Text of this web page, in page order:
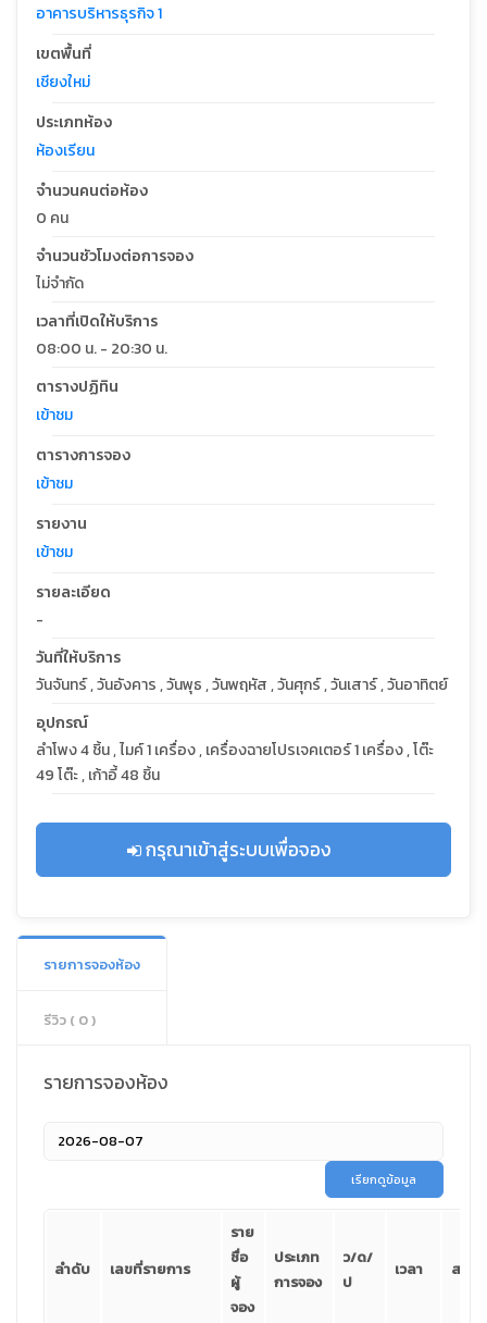
อาคารบริหารธุรกิจ 1
เขตพื้นที่
เชียงใหม่
ประเภทห้อง
ห้องเรียน
จำนวนคนต่อห้อง
0 คน
จำนวนชัวโมงต่อการจอง
ไม่จำกัด
เวลาที่เปิดให้บริการ
08:00 น. - 20:30 น.
ตารางปฏิทิน
เข้าชม
ตารางการจอง
เข้าชม
รายงาน
เข้าชม
รายละเอียด
-
วันที่ให้บริการ
วันจันทร์ , วันอังคาร , วันพุธ , วันพฤหัส , วันศุกร์ , วันเสาร์ , วันอาทิตย์
อุปกรณ์
ลำโพง 4 ชิ้น , ไมค์ 1 เครื่อง , เครื่องฉายโปรเจคเตอร์ 1 เครื่อง , โต๊ะ
49 โต๊ะ , เก้าอี้ 48 ชิ้น
กรุณาเข้าสู่ระบบเพื่อจอง
รายการจองห้อง
รีวิว ( 0 )
รายการจองห้อง
เรียกดูข้อมูล
ลำดับ เลขที่รายการ
ราย
ชื่อ
ผู้
จอง
ประเภท
การจอง
ว/ด/
ป
เวลา สถาน